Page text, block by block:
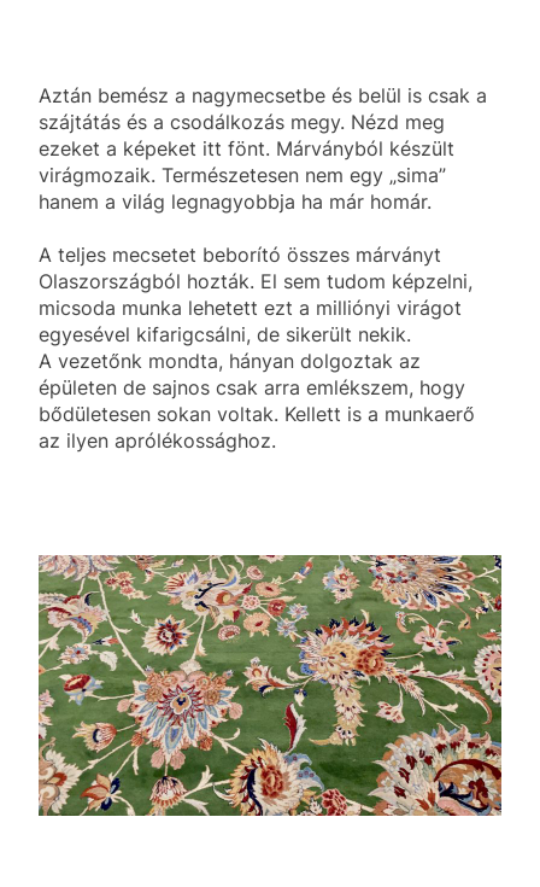
Aztán bemész a nagymecsetbe és belül is csak a
szájtátás és a csodálkozás megy. Nézd meg
ezeket a képeket itt fönt. Márványból készült
virágmozaik. Természetesen nem egy „sima”
hanem a világ legnagyobbja ha már homár.
A teljes mecsetet beborító összes márványt
Olaszországból hozták. El sem tudom képzelni,
micsoda munka lehetett ezt a milliónyi virágot
egyesével kifarigcsálni, de sikerült nekik.
A vezetőnk mondta, hányan dolgoztak az
épületen de sajnos csak arra emlékszem, hogy
bődületesen sokan voltak. Kellett is a munkaerő
az ilyen aprólékossághoz.